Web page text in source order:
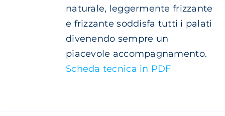
naturale, leggermente frizzante
e frizzante soddisfa tutti i palati
divenendo sempre un
piacevole accompagnamento.
Scheda tecnica in PDF